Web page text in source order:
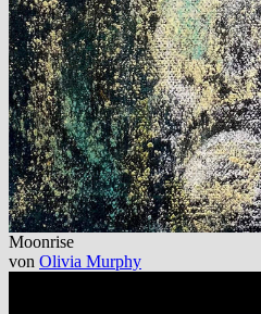
Moonrise
von Olivia Murphy